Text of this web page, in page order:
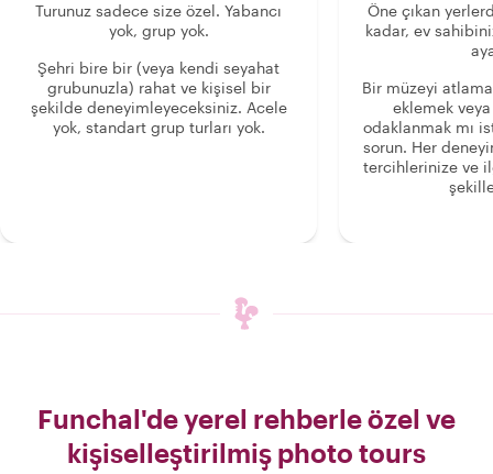
Turunuz sadece size özel. Yabancı
yok, grup yok.
Şehri bire bir (veya kendi seyahat
grubunuzla) rahat ve kişisel bir
şekilde deneyimleyeceksiniz. Acele
yok, standart grup turları yok.
Öne çıkan
kadar, ev
Bir müzeyi
eklemek
odaklanmak mı
sorun. Her
tercihlerinize ve
Funchal'de yerel rehberle özel ve
kişiselleştirilmiş photo tours